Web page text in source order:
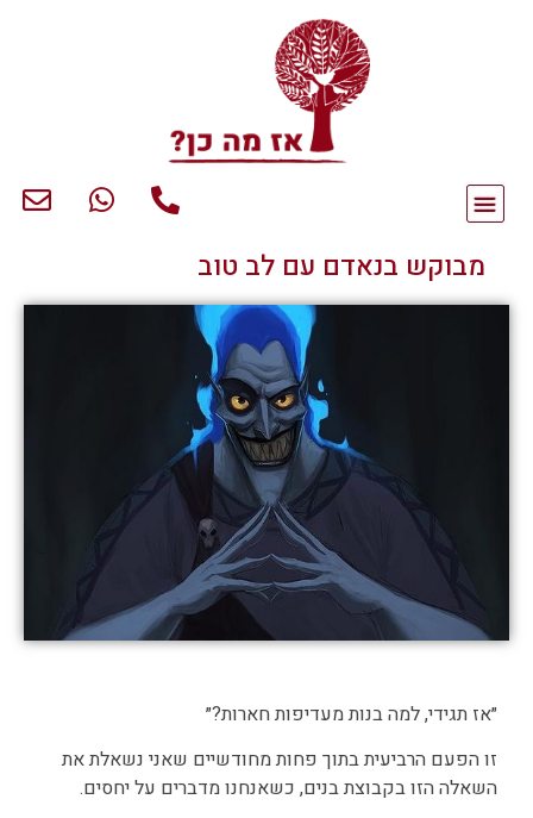
מבוקש בנאדם עם לב טוב
״אז תגידי, למה בנות מעדיפות חארות?״
זו הפעם הרביעית בתוך פחות מחודשיים שאני נשאלת את
השאלה הזו בקבוצת בנים, כשאנחנו מדברים על יחסים.